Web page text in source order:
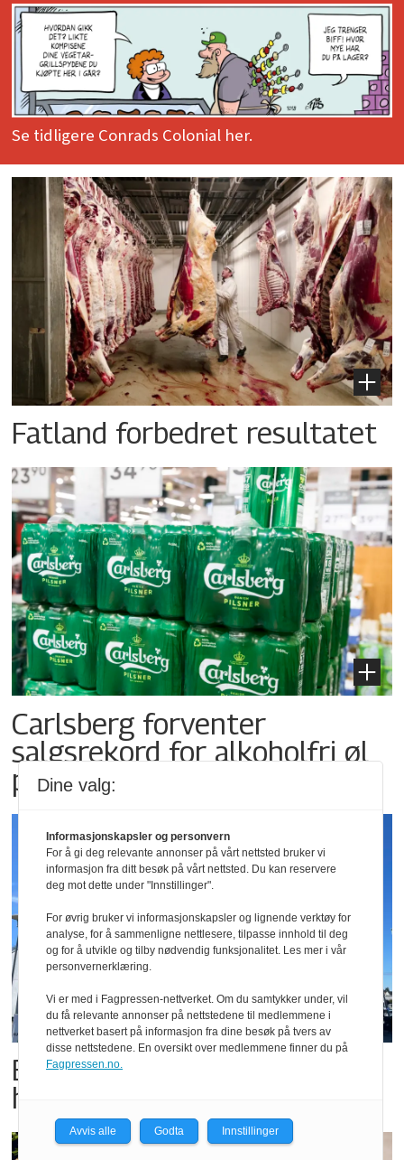
Se tidligere Conrads Colonial her.
Fatland forbedret resultatet
Carlsberg forventer
salgsrekord for alkoholfri øl
på festivaler
Butikktesten: Slitent, men
hyggelig
Dine valg:
Informasjonskapsler og personvern
For å gi deg relevante annonser på vårt nettsted bruker vi
informasjon fra ditt besøk på vårt nettsted. Du kan reservere
deg mot dette under "Innstillinger".
For øvrig bruker vi informasjonskapsler og lignende verktøy for
analyse, for å sammenligne nettlesere, tilpasse innhold til deg
og for å utvikle og tilby nødvendig funksjonalitet. Les mer i vår
personvernerklæring.
Vi er med i Fagpressen-nettverket. Om du samtykker under, vil
du få relevante annonser på nettstedene til medlemmene i
nettverket basert på informasjon fra dine besøk på tvers av
disse nettstedene. En oversikt over medlemmene finner du på
Fagpressen.no.
Avvis alle Godta Innstillinger